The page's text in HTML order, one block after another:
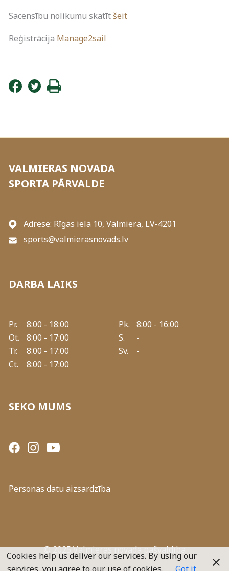
Sacensību nolikumu skatītšeit
Reģistrācija Manage2sail
VALMIERAS NOVADA
SPORTA PĀRVALDE
Adrese: Rīgas iela 10, Valmiera, LV-4201
sports@valmierasnovads.lv
DARBA LAIKS
Pr.
8:00 - 18:00
Ot.
8:00 - 17:00
Tr.
8:00 - 17:00
Ct.
8:00 - 17:00
Pk.
8:00 - 16:00
S.
-
Sv.
-
SEKO MUMS
Personas datu aizsardzība
© 2025 Valmieras novada pašvaldība
Cookies help us deliver our services. By using our